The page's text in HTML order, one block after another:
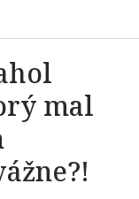
mal